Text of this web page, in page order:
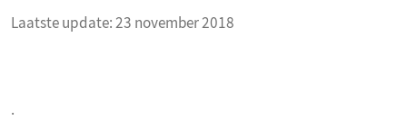
Laatste update: 23 november 2018
.